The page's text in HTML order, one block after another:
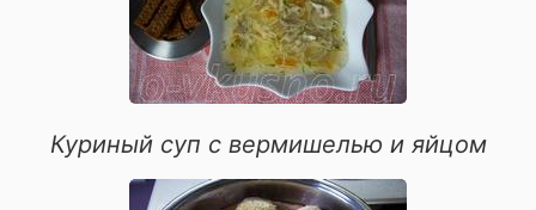
быстрое приготовление
блюда из свинины
первые блюда
овощные блюда
блюда из рыбы
Куриный суп с вермишелью и яйцом